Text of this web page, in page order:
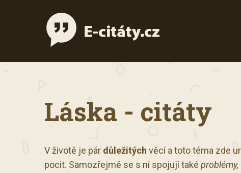
Láska - citáty
V životě je pár důležitých věcí a toto téma zde
pocit. Samozřejmě se s ní spojují také problémy,